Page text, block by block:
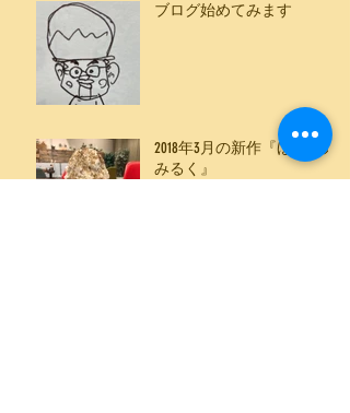
ブログ始めてみます
2018年3月の新作『ほうじ茶
みるく』